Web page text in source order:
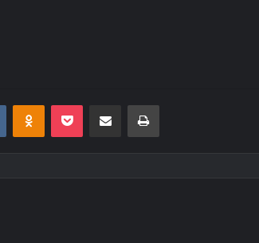
VKontakteOdnoklassniki
Pocket E-Posta ile paylaş Yazdır